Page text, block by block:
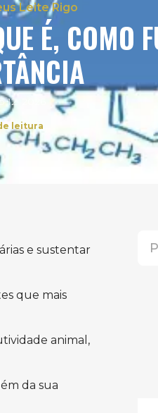
Leite Rigo
É, COMO
2026
leitura
e sustentar
que mais
animal,
da sua